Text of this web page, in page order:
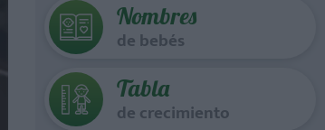
Nombres
de bebés
Tabla
de crecimiento